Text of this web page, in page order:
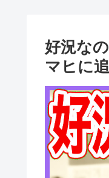
好況な
マヒに